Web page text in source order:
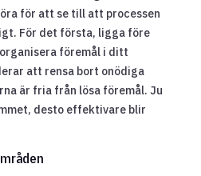
för att se till att processen
För det första, ligga före
föremål i ditt
att rensa bort onödiga
är fria från lösa föremål. Ju
desto effektivare blir